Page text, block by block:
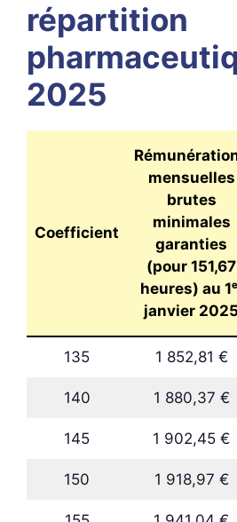
répartition
2025
Coefficient
mensuelles
brutes
minimales
garanties
(pour 151,67
heures) au
janvier 2025
135 1 852,81 €
140 1 880,37 €
145 1 902,45 €
150 1 918,97 €